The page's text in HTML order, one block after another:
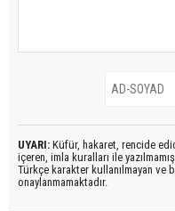
UYARI: Küfür, hakaret, rencide
içeren, imla kuralları ile yazılmamış,
Türkçe karakter kullanılmayan ve
onaylanmamaktadır.